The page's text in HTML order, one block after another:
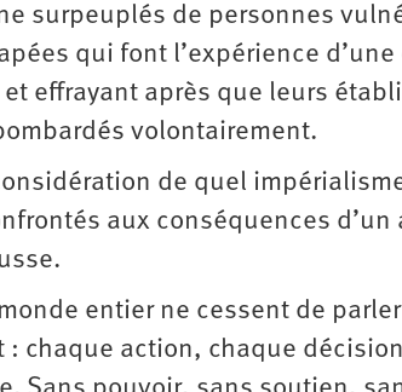
surpeuplés de personnes
qui font l’expérience
effrayant après que leurs
volontairement.
de quel
aux conséquences
entier ne cessent de
: chaque action, chaque